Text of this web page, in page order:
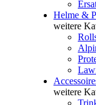
Helme &
weitere
weitere